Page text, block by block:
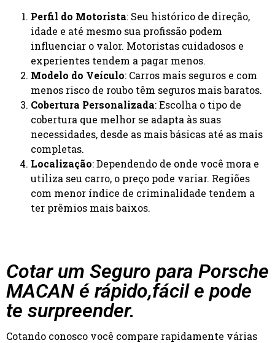
Perfil do Motorista: Seu histórico de direção,
idade e até mesmo sua profissão podem
influenciar o valor. Motoristas cuidadosos e
experientes tendem a pagar menos.
Modelo do Veículo: Carros mais seguros e com
menos risco de roubo têm seguros mais baratos.
Cobertura Personalizada: Escolha o tipo de
cobertura que melhor se adapta às suas
necessidades, desde as mais básicas até as mais
completas.
Localização: Dependendo de onde você mora e
utiliza seu carro, o preço pode variar. Regiões
com menor índice de criminalidade tendem a
ter prêmios mais baixos.
Cotar um Seguro para Porsche
MACAN é rápido,fácil e pode
te surpreender.
Cotando conosco você compare rapidamente várias